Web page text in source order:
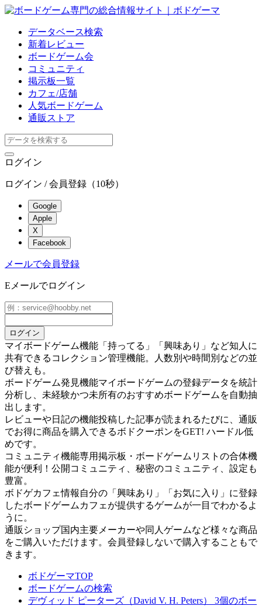
データベース検索
新着レビュー
ボードゲーム会
コミュニティ
掲示板一覧
カフェ/店舗
人気ボードゲーム
通販ストア
ログイン
ログイン / 会員登録（10秒）
Google
Apple
X
Facebook
メールで会員登録
Eメールでログイン
ログイン
マイボードゲーム機能 「持ってる」「興味あり」など知人に
共有できるコレクション管理機能。人数別や時間別などの並
び替えも。
ボードゲーム発見機能マイボードゲームの登録データを統計
分析し、未経験かつ未所有のおすすめボードゲームを自動抽
出します。
レビューや日記の機能投稿した記事が読まれるたびに、通販
でお得に商品を購入できるボドクーポンをGET! ハードル低
めです。
コミュニティ機能専用掲示板・ボードゲームリストの合体機
能が便利！公開コミュニティ、秘密のコミュニティ、設定も
豊富。
ボドゲカフェ情報 自分の「興味あり」「お気に入り」に登録
したボードゲームカフェが提供するゲームが一目でわかるよ
うに。
通販ショップ国内主要メーカーや同人ゲームなど様々な商品
をご購入いただけます。会員登録しないで購入することもで
きます。
ボドゲーマTOP
ボードゲームの検索
デヴィッド ピーターズ（David V. H. Peters） 3個のボー